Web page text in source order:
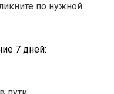
по нужной
7 дней: